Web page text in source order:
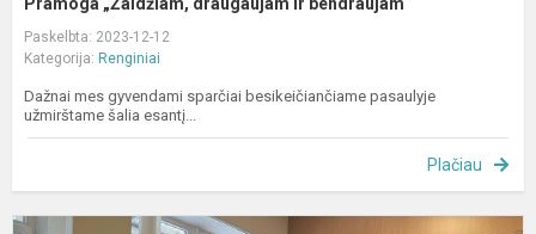
Paskelbta: 2023-12-12
Kategorija: Renginiai
Dažnai mes gyvendami sparčiai besikeičiančiame pasaulyje
užmirštame šalia esantį...
Plačiau